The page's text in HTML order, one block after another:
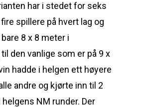
har i stedet for seks
spillere på hvert lag og
8 x 8 meter i
den vanlige som er på 9 x
hadde i helgen ett høyere
andre og kjørte inn til 2
helgens NM runder. Der